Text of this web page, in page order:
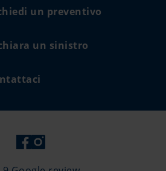
un preventivo
un sinistro